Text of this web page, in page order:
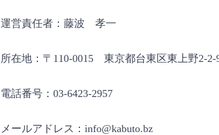
運営責任者：藤波 孝一
所在地：〒110-0015 東京都台東区東上野2-
電話番号：03-6423-2957
メールアドレス：info@kabuto.bz